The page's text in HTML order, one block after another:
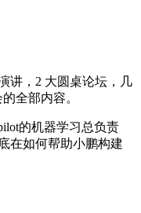
讲，2 大圆桌论坛，几
全部内容。
的机器学习总负责
在如何帮助小鹏构建